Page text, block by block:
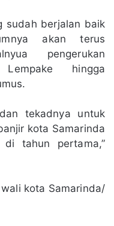
sudah berjalan baik
akan terus
pengerukan
hingga
tekadnya untuk
kota Samarinda
tahun pertama,”